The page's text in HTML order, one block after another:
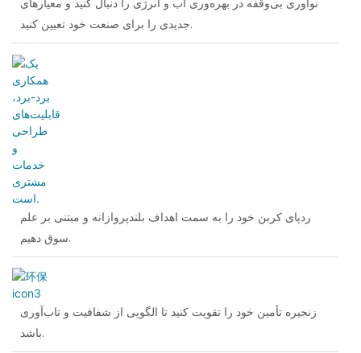
نوآوری بی‌وقفه در بهره‌وری آب و انرژی را دنبال کنید و معیارهای
جدیدی را برای صنعت خود تعیین کنید.
ردپای کربن خود را به سمت اهداف بلندپروازانه و مبتنی بر علم
سوق دهیم.
زنجیره تأمین خود را تقویت کنید تا الگویی از شفافیت و تاب‌آوری
باشد.